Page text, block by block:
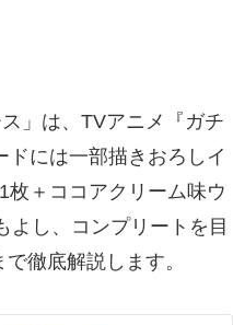
」は、TVアニメ『ガチ
には一部描きおろしイ
枚＋ココアクリーム味ウ
よし、コンプリートを目
徹底解説します。